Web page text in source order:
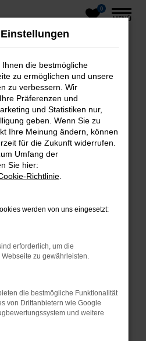
0
MENÜ
Error
aufgetreten.
die dir helfen können:
und deine
zum Beispiel deine
wie Werbeblocker,
die Seite in einem
neu.
helfen, vorübergehende
die bestmögliche
zu ermöglichen und unsere
zu verbessern. Wir
Präferenzen und
und Statistiken nur,
geben. Wenn Sie zu
Ihre Meinung ändern, können
für die Zukunft widerrufen.
Umfang der
Sie hier:
Richtlinie
werden von uns eingesetzt:
erforderlich, um die
zu gewährleisten.
die bestmögliche Funktionalität
von Drittanbietern wie Google
und weitere